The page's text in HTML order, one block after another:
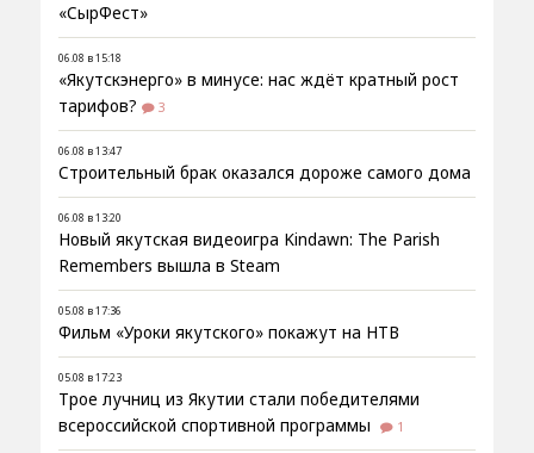
«СырФест»
06.08 в 15:18
«Якутскэнерго» в минусе: нас ждёт кратный рост
тарифов?
3
06.08 в 13:47
Строительный брак оказался дороже самого дома
06.08 в 13:20
Новый якутская видеоигра Kindawn: The Parish
Remembers вышла в Steam
05.08 в 17:36
Фильм «Уроки якутского» покажут на НТВ
05.08 в 17:23
Трое лучниц из Якутии стали победителями
всероссийской спортивной программы
1